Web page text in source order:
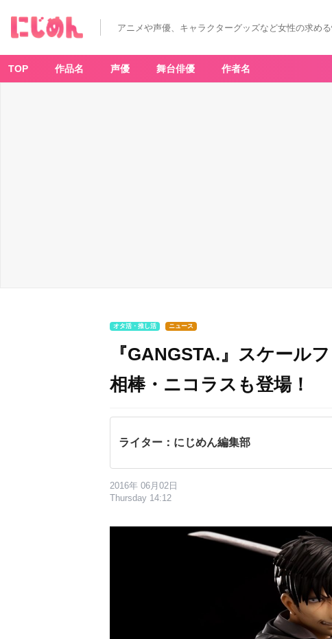
アニメや声優、キャラクターグッズなど女性の求め
TOP 作品名 声優 舞台俳優 作者名
オタ活・推し活 ニュース
『GANGSTA.』スケール
相棒・ニコラスも登場！
ライター：にじめん編集部
2016年 06月02日
Thursday 14:12